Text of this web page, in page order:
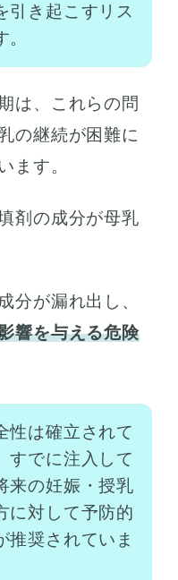
引き起こすリス
は、これらの問
の継続が困難に
ます。
剤の成分が母乳
分が漏れ出し、
響を与える危険
性は確立されて
すでに注入して
来の妊娠・授乳
に対して予防的
推奨されていま